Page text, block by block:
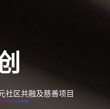
社区共融及慈善项目